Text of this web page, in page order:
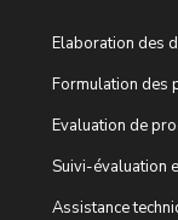
Elaboration des
Formulation des
Evaluation de
Suivi-évaluation
Assistance